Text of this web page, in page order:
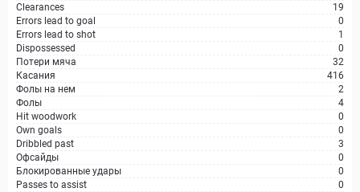
Clearances
19
Errors lead to goal
0
Errors lead to shot
1
Dispossessed
0
Потери мяча
32
Касания
416
Фолы на нем
2
Фолы
4
Hit woodwork
0
Own goals
0
Dribbled past
3
Офсайды
0
Блокированные удары
0
Passes to assist
0